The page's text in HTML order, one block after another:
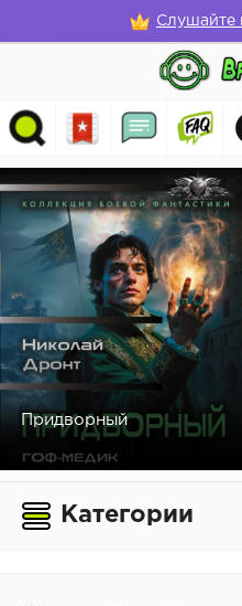
Слушайте
Придворный
Категории